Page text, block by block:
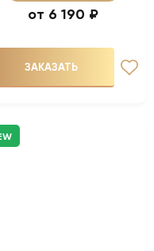
6 190 ₽
ЗАКАЗАТЬ